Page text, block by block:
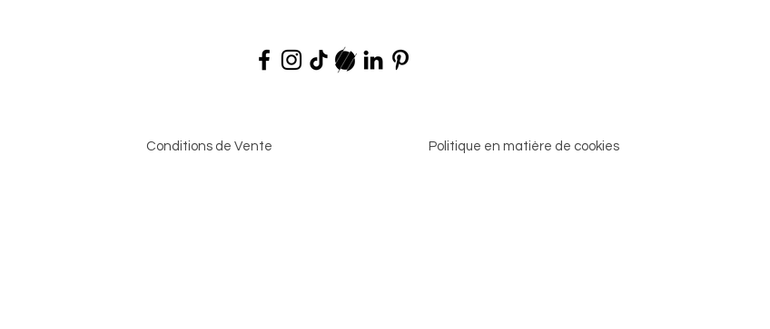
Conditions de Vente Politique en matière de cookies